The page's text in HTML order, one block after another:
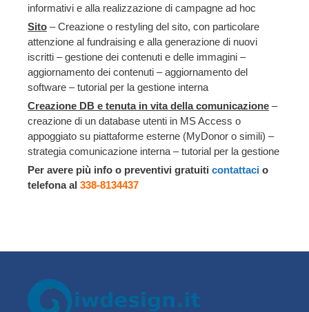
informativi e alla realizzazione di campagne ad hoc
Sito – Creazione o restyling del sito, con particolare
attenzione al fundraising e alla generazione di nuovi
iscritti – gestione dei contenuti e delle immagini –
aggiornamento dei contenuti – aggiornamento del
software – tutorial per la gestione interna
Creazione DB e tenuta in vita della comunicazione –
creazione di un database utenti in MS Access o
appoggiato su piattaforme esterne (MyDonor o simili) –
strategia comunicazione interna – tutorial per la gestione
Per avere più info o preventivi gratuiti contattaci o
telefona al 338-8134437